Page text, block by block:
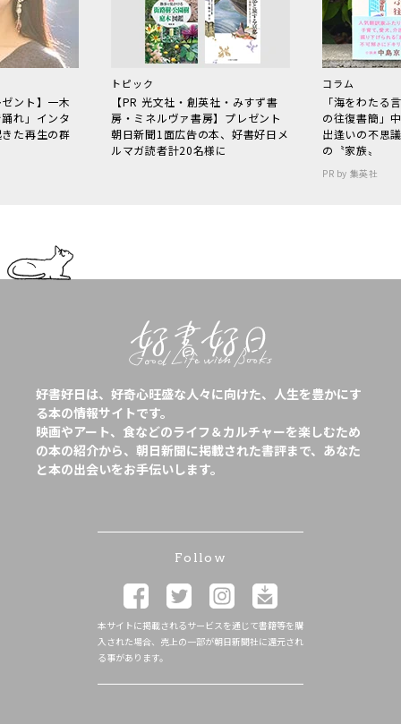
ント】一木
れ」インタ
た再生の群
トピック
【PR 光文社・創英社・みすず書
房・ミネルヴァ書房】プレゼント
朝日新聞1面広告の本、好書好日メ
ルマガ読者計20名様に
コラム
「海をわた
の往復書簡」
出逢いの不思
の〝家族〟
PR by 集英社
好書好日は、好奇心旺盛な人々に向けた、人生を豊かにす
る本の情報サイトです。
映画やアート、食などのライフ＆カルチャーを楽しむため
の本の紹介から、朝日新聞に掲載された書評まで、あなた
と本の出会いをお手伝いします。
Follow
本サイトに掲載されるサービスを通じて書籍等を購
入された場合、売上の一部が朝日新聞社に還元され
る事があります。